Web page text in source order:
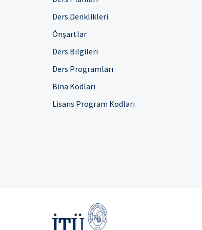
Ders Denklikleri
Önşartlar
Ders Bilgileri
Ders Programları
Bina Kodları
Lisans Program Kodları